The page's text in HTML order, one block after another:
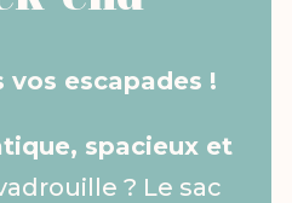
escapades !
spacieux et
? Le sac